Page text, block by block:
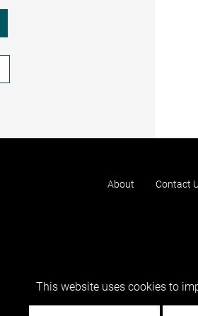
About Contact
This website uses cookies to